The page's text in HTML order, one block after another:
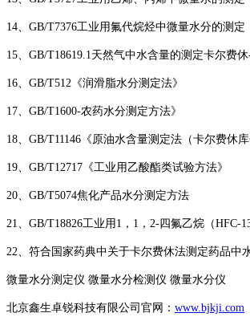
14、GB/T7376工业用氟代烷烃中微量水分的测定
15、GB/T18619.1天然气中水含量的测定卡尔费
16、GB/T512《润滑脂水分测定法》
17、GB/T1600-农药水分测定方法》
18、GB/T11146《原油水含量测定法（卡尔费休库
19、GB/T12717《工业用乙酸酯类试验方法》
20、GB/T5074焦化产品水分测定方法
21、GB/T18826工业用1，1，2-四氟乙烷（HFC-
22、符合国家药典中关于卡尔费休法测定药品中
微量水分测定仪 微量水分检测仪 微量水分仪
北京鑫生卓锐科技有限公司官网： www.bjkji.com